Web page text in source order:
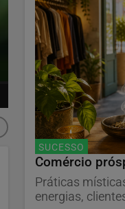
SUCESSO
Comércio
Práticas
energias,